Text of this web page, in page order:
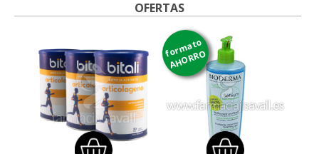
OFERTAS
formato
AHORRO